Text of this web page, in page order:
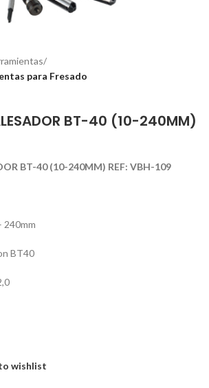
para Fresado
BT-40 (10-240MM)
BT-40 (10-240MM) REF: VBH-109
240mm
BT40
wishlist